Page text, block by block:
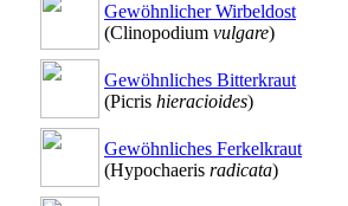
Gewöhnlicher Wirbeldost
(Clinopodium vulgare)
Gewöhnliches Bitterkraut
(Picris hieracioides)
Gewöhnliches Ferkelkraut
(Hypochaeris radicata)